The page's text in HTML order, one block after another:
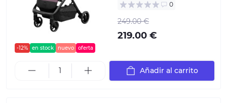
-12% en stock nuevo oferta
0
249.00 €
219.00 €
Añadir al carrito